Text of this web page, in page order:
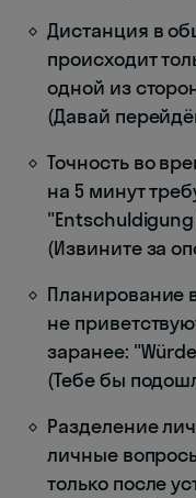
Дистанция в
происходит
одной из
(Давай
Точность во
на 5 минут
(Извините за
Планирование
не
заранее:
(Тебе бы
Разделение
личные
только после